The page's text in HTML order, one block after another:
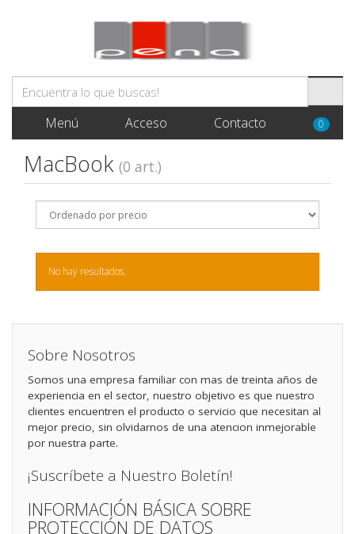
Menú Acceso Contacto 0
MacBook (0 art.)
No hay resultados.
Sobre Nosotros
Somos una empresa familiar con mas de treinta años de
experiencia en el sector, nuestro objetivo es que nuestro
clientes encuentren el producto o servicio que necesitan al
mejor precio, sin olvidarnos de una atencion inmejorable
por nuestra parte.
¡Suscríbete a Nuestro Boletín!
INFORMACIÓN BÁSICA SOBRE
PROTECCIÓN DE DATOS